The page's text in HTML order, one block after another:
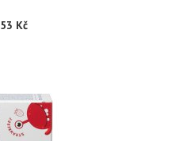
53 Kč